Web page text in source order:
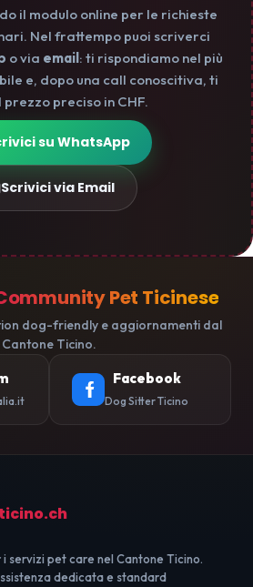
il modulo online per le richieste
Nel frattempo puoi scriverci
o via email : ti rispondiamo nel più
e, dopo una call conoscitiva, ti
preciso in CHF.
su WhatsApp
Scrivici via Email
Pet Ticinese
dog-friendly e aggiornamenti dal
Cantone Ticino.
Facebook
Dog Sitter Ticino
servizi pet care nel Cantone Ticino.
dedicata e standard